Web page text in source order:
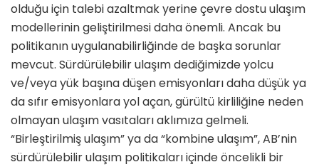
olduğu için talebi azaltmak yerine çevre dostu ulaşım
modellerinin geliştirilmesi daha önemli. Ancak bu
politikanın uygulanabilirliğinde de başka sorunlar
mevcut. Sürdürülebilir ulaşım dediğimizde yolcu
ve/veya yük başına düşen emisyonları daha düşük ya
da sıfır emisyonlara yol açan, gürültü kirliliğine neden
olmayan ulaşım vasıtaları aklımıza gelmeli.
“Birleştirilmiş ulaşım” ya da “kombine ulaşım”, AB’nin
sürdürülebilir ulaşım politikaları içinde öncelikli bir